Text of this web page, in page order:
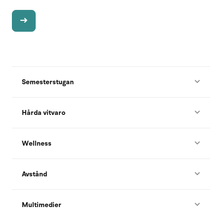
Semesterstugan
Hårda vitvaro
Wellness
Avstånd
Multimedier